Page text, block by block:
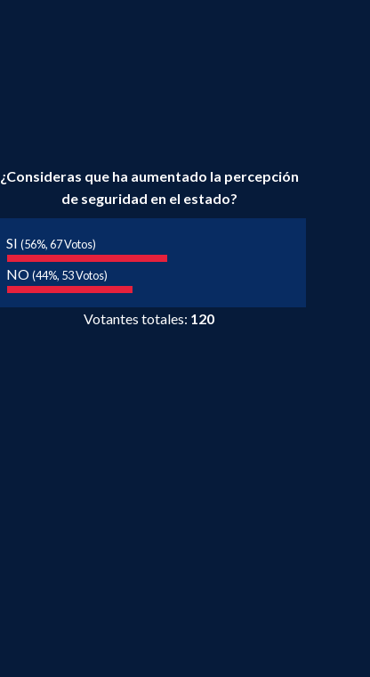
¿Consideras que ha aumentado la percepción
de seguridad en el estado?
SI (56%, 67 Votos)
NO(44%, 53 Votos)
Votantes totales: 120